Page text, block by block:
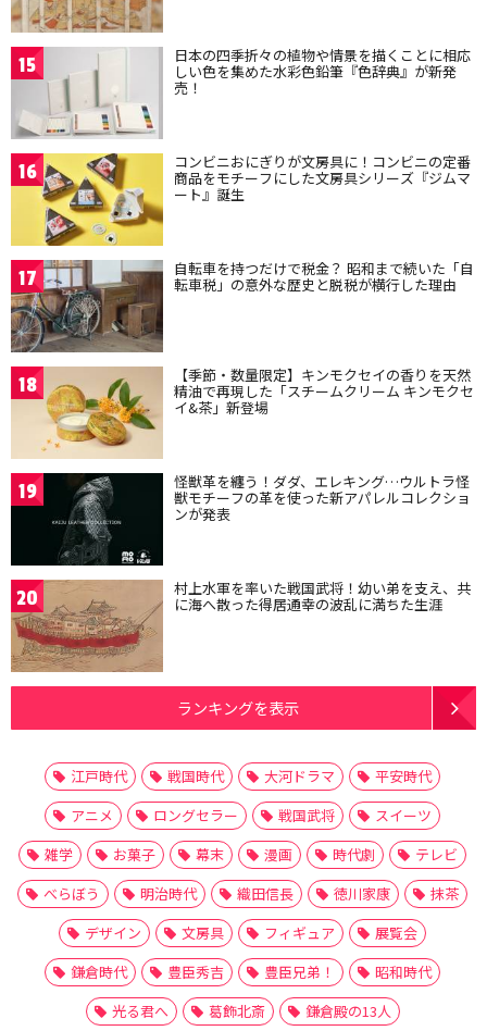
15 日本の四季折々の植物や情景を描くことに相応
しい色を集めた水彩色鉛筆『色辞典』が新発
売！
16 コンビニおにぎりが文房具に！コンビニの定番
商品をモチーフにした文房具シリーズ『ジムマ
ート』誕生
17 自転車を持つだけで税金？ 昭和まで続いた「自
転車税」の意外な歴史と脱税が横行した理由
18 【季節・数量限定】キンモクセイの香りを天然
精油で再現した「スチームクリーム キンモクセ
イ&茶」新登場
19 怪獣革を纏う！ダダ、エレキング…ウルトラ怪
獣モチーフの革を使った新アパレルコレクショ
ンが発表
20 村上水軍を率いた戦国武将！幼い弟を支え、共
に海へ散った得居通幸の波乱に満ちた生涯
ランキングを表示
江戸時代 戦国時代 大河ドラマ
平安時代
アニメ
ロングセラー 戦国武将
スイーツ
雑学
お菓子 幕末 漫画 時代劇
テレビ
べらぼう
明治時代 織田信長 徳川家康
抹茶
デザイン
文房具 フィギュア
展覧会
鎌倉時代
豊臣秀吉 豊臣兄弟！
昭和時代
光る君へ
葛飾北斎 鎌倉殿の13人